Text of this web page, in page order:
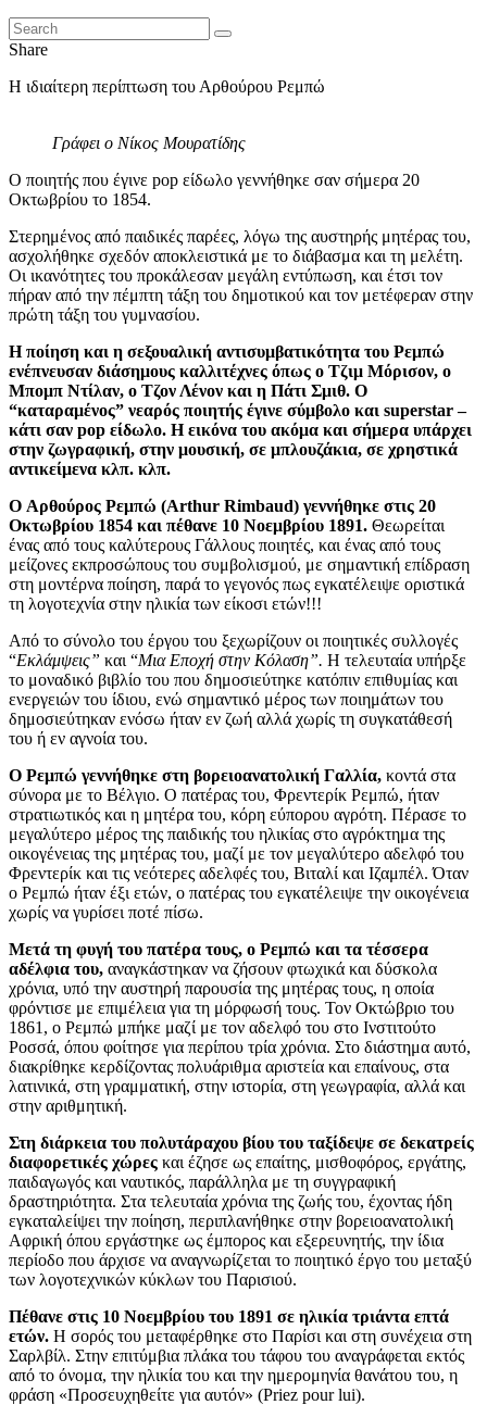
Share
Η ιδιαίτερη περίπτωση του Αρθούρου Ρεμπώ
Γράφει ο Νίκος Μουρατίδης
Ο ποιητής που έγινε pop είδωλο γεννήθηκε σαν σήμερα 20
Οκτωβρίου το 1854.
Στερημένος από παιδικές παρέες, λόγω της αυστηρής μητέρας του,
ασχολήθηκε σχεδόν αποκλειστικά με το διάβασμα και τη μελέτη.
Οι ικανότητες του προκάλεσαν μεγάλη εντύπωση, και έτσι τον
πήραν από την πέμπτη τάξη του δημοτικού και τον μετέφεραν στην
πρώτη τάξη του γυμνασίου.
Η ποίηση και η σεξουαλική αντισυμβατικότητα του Ρεμπώ
ενέπνευσαν διάσημους καλλιτέχνες όπως ο Τζιμ Μόρισον, ο
Μπομπ Ντίλαν, ο Τζον Λένον και η Πάτι Σμιθ. Ο
“καταραμένος” νεαρός ποιητής έγινε σύμβολο και superstar–
κάτι σαν pop είδωλο. Η εικόνα του ακόμα και σήμερα υπάρχει
στην ζωγραφική, στην μουσική, σε μπλουζάκια, σε χρηστικά
αντικείμενα κλπ. κλπ.
O Αρθούρος Ρεμπώ (Arthur Rimbaud) γεννήθηκε στις 20
Οκτωβρίου 1854 και πέθανε 10 Νοεμβρίου 1891. Θεωρείται
ένας από τους καλύτερους Γάλλους ποιητές, και ένας από τους
μείζονες εκπροσώπους του συμβολισμού, με σημαντική επίδραση
στη μοντέρνα ποίηση, παρά το γεγονός πως εγκατέλειψε οριστικά
τη λογοτεχνία στην ηλικία των είκοσι ετών!!!
Από το σύνολο του έργου του ξεχωρίζουν οι ποιητικές συλλογές
“Εκλάμψεις” και “Μια Εποχή στην Κόλαση”. Η τελευταία υπήρξε
το μοναδικό βιβλίο του που δημοσιεύτηκε κατόπιν επιθυμίας και
ενεργειών του ίδιου, ενώ σημαντικό μέρος των ποιημάτων του
δημοσιεύτηκαν ενόσω ήταν εν ζωή αλλά χωρίς τη συγκατάθεσή
του ή εν αγνοία του.
Ο Ρεμπώ γεννήθηκε στη βορειοανατολική Γαλλία, κοντά στα
σύνορα με το Βέλγιο. Ο πατέρας του, Φρεντερίκ Ρεμπώ, ήταν
στρατιωτικός και η μητέρα του, κόρη εύπορου αγρότη. Πέρασε το
μεγαλύτερο μέρος της παιδικής του ηλικίας στο αγρόκτημα της
οικογένειας της μητέρας του, μαζί με τον μεγαλύτερο αδελφό του
Φρεντερίκ και τις νεότερες αδελφές του, Βιταλί και Ιζαμπέλ. Όταν
ο Ρεμπώ ήταν έξι ετών, ο πατέρας του εγκατέλειψε την οικογένεια
χωρίς να γυρίσει ποτέ πίσω.
Μετά τη φυγή του πατέρα τους, ο Ρεμπώ και τα τέσσερα
αδέλφια του, αναγκάστηκαν να ζήσουν φτωχικά και δύσκολα
χρόνια, υπό την αυστηρή παρουσία της μητέρας τους, η οποία
φρόντισε με επιμέλεια για τη μόρφωσή τους. Τον Οκτώβριο του
1861, ο Ρεμπώ μπήκε μαζί με τον αδελφό του στο Ινστιτούτο
Ροσσά, όπου φοίτησε για περίπου τρία χρόνια. Στο διάστημα αυτό,
διακρίθηκε κερδίζοντας πολυάριθμα αριστεία και επαίνους, στα
λατινικά, στη γραμματική, στην ιστορία, στη γεωγραφία, αλλά και
στην αριθμητική.
Στη διάρκεια του πολυτάραχου βίου του ταξίδεψε σε δεκατρείς
διαφορετικές χώρες και έζησε ως επαίτης, μισθοφόρος, εργάτης,
παιδαγωγός και ναυτικός, παράλληλα με τη συγγραφική
δραστηριότητα. Στα τελευταία χρόνια της ζωής του, έχοντας ήδη
εγκαταλείψει την ποίηση, περιπλανήθηκε στην βορειοανατολική
Αφρική όπου εργάστηκε ως έμπορος και εξερευνητής, την ίδια
περίοδο που άρχισε να αναγνωρίζεται το ποιητικό έργο του μεταξύ
των λογοτεχνικών κύκλων του Παρισιού.
Πέθανε στις 10 Νοεμβρίου του 1891 σε ηλικία τριάντα επτά
ετών. Η σορός του μεταφέρθηκε στο Παρίσι και στη συνέχεια στη
Σαρλβίλ. Στην επιτύμβια πλάκα του τάφου του αναγράφεται εκτός
από το όνομα, την ηλικία του και την ημερομηνία θανάτου του, η
φράση «Προσευχηθείτε για αυτόν» (Priez pour lui).